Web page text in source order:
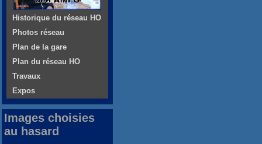
Historique du réseau HO
Photos réseau
Plan de la gare
Plan du réseau HO
Travaux
Expos
Images choisies
au hasard